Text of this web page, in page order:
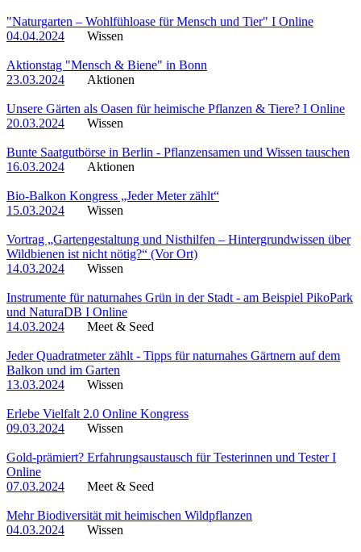
"Naturgarten – Wohlfühloase für Mensch und Tier" I Online
04.04.2024
Wissen
Aktionstag "Mensch & Biene" in Bonn
23.03.2024
Aktionen
Unsere Gärten als Oasen für heimische Pflanzen & Tiere? I Online
20.03.2024
Wissen
Bunte Saatgutbörse in Berlin - Pflanzensamen und Wissen tauschen
16.03.2024
Aktionen
Bio-Balkon Kongress „Jeder Meter zählt“
15.03.2024
Wissen
Vortrag „Gartengestaltung und Nisthilfen – Hintergrundwissen über
Wildbienen ist nicht nötig?“ (Vor Ort)
14.03.2024
Wissen
Instrumente für naturnahes Grün in der Stadt - am Beispiel PikoPark
und NaturaDB I Online
14.03.2024
Meet & Seed
Jeder Quadratmeter zählt - Tipps für naturnahes Gärtnern auf dem
Balkon und im Garten
13.03.2024
Wissen
Erlebe Vielfalt 2.0 Online Kongress
09.03.2024
Wissen
Gold-prämiert? Erfahrungsaustausch für Testerinnen und Tester I
Online
07.03.2024
Meet & Seed
Mehr Biodiversität mit heimischen Wildpflanzen
04.03.2024
Wissen